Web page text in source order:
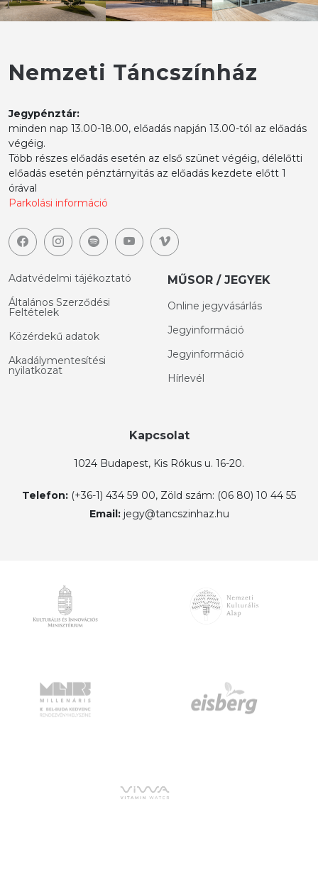
Nemzeti Táncszínház
Jegypénztár:
minden nap 13.00-18.00, előadás napján 13.00-tól az előadás
végéig.
Több részes előadás esetén az első szünet végéig, délelőtti
előadás esetén pénztárnyitás az előadás kezdete előtt 1
órával
Parkolási információ
Adatvédelmi tájékoztató
Általános Szerződési
Feltételek
Közérdekű adatok
Akadálymentesítési
nyilatkozat
MŰSOR / JEGYEK
Online jegyvásárlás
Jegyinformáció
Jegyinformáció
Hírlevél
Kapcsolat
1024 Budapest, Kis Rókus u. 16-20.
Telefon: (+36-1) 434 59 00, Zöld szám: (06 80) 10 44 55
Email: jegy@tancszinhaz.hu